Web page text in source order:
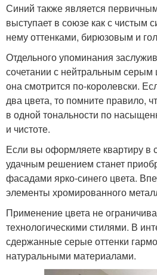
Синий также является
выступает в союзе как с чистым
нему оттенками, бирюзовым и
Отдельного упоминания
сочетании с нейтральным серым
она смотрится по-королевски.
два цвета, то помните правило,
в одной тональности по
и чистоте.
Если вы оформляете квартиру в
удачным решением станет
фасадами ярко-синего цвета.
элементы хромированного
Применение цвета не
технологическими стилями. В
сдержанные серые оттенки
натуральными материалами.